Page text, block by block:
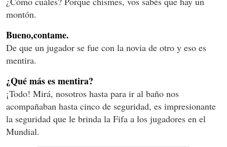
montón.
Bueno,contame.
De que un jugador se fue con la novia de otro y eso es
mentira.
¿Qué más es mentira?
¡Todo! Mirá, nosotros hasta para ir al baño nos
acompañaban hasta cinco de seguridad, es impresionante
la seguridad que le brinda la Fifa a los jugadores en el
Mundial.